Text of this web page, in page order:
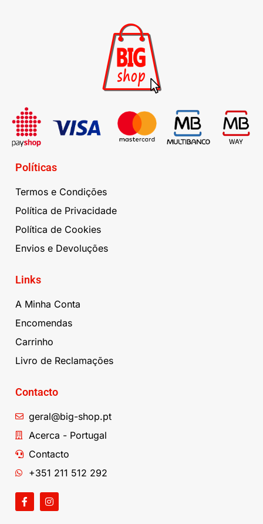
Políticas
Termos e Condições
Política de Privacidade
Política de Cookies
Envios e Devoluções
Links
A Minha Conta
Encomendas
Carrinho
Livro de Reclamações
Contacto
geral@big-shop.pt
Acerca - Portugal
Contacto
+351 211 512 292